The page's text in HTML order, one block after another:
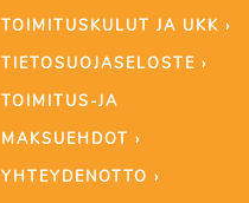
TOIMITUSKULUT JA UKK ›
TIETOSUOJASELOSTE ›
TOIMITUS-JA
MAKSUEHDOT ›
YHTEYDENOTTO ›